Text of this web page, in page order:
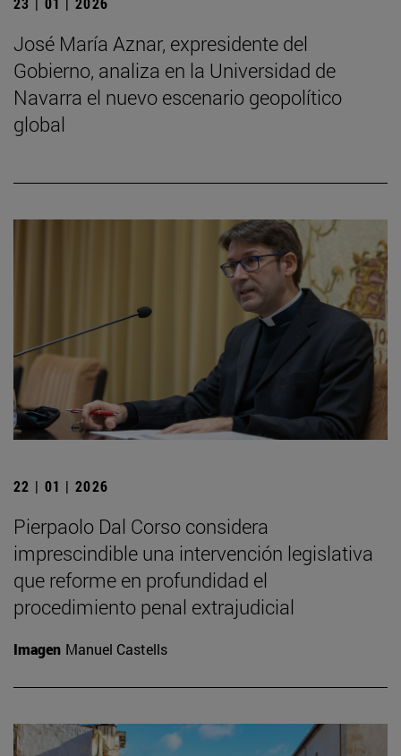
José María Aznar, expresidente del
Gobierno, analiza en la Universidad de
Navarra el nuevo escenario geopolítico
global
22 | 01 | 2026
Pierpaolo Dal Corso considera
imprescindible una intervención legislativa
que reforme en profundidad el
procedimiento penal extrajudicial
Imagen Manuel Castells